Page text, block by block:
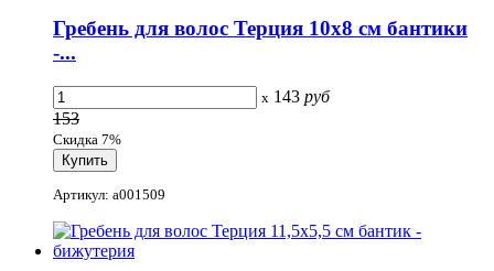
Гребень для волос Терция 10x8 см бантики
-...
x 143 руб
153
Скидка 7%
Артикул: a001509